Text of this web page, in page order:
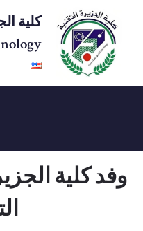
المحتوى
كلية
وفد كلية